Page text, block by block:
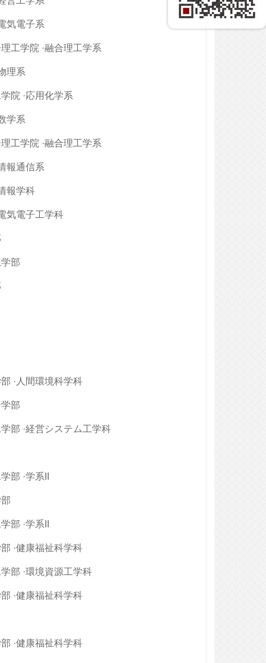
気電子系
工学院 ·融合理工学系
理系
院 ·応用化学系
学系
工学院 ·融合理工学系
報通信系
報学科
気電子工学科
部
·人間環境科学科
部
部 ·経営システム工学科
部 ·学系II
部 ·学系II
·健康福祉科学科
部 ·環境資源工学科
·健康福祉科学科
·健康福祉科学科